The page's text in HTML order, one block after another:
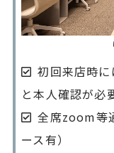
初回来店時
と本人確認が必
全席zoom等
ース有）